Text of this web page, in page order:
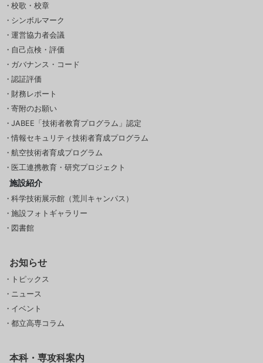
校歌・校章
シンボルマーク
運営協力者会議
自己点検・評価
ガバナンス・コード
認証評価
財務レポート
寄附のお願い
JABEE「技術者教育プログラム」認定
情報セキュリティ技術者育成プログラム
航空技術者育成プログラム
医工連携教育・研究プロジェクト
施設紹介
科学技術展示館（荒川キャンパス）
施設フォトギャラリー
図書館
お知らせ
トピックス
ニュース
イベント
都立高専コラム
本科・専攻科案内